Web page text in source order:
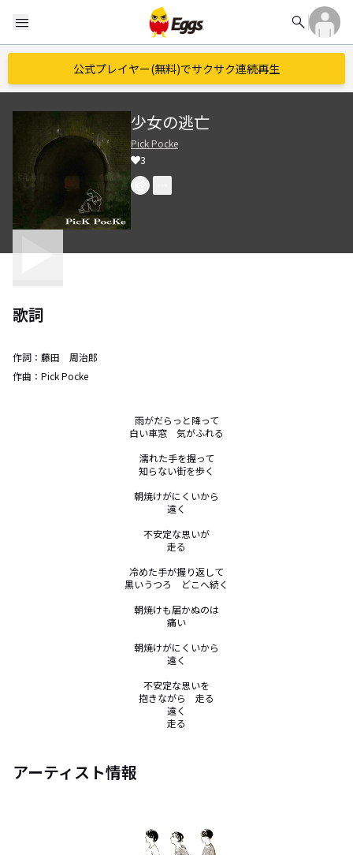
menu search
公式プレイヤー(無料)でサクサク連続再生
少女の逃亡
Pick Pocke
3
歌詞
作詞： 藤田 周治郎
作曲： Pick Pocke
雨がだらっと降って
白い車窓　気がふれる
濡れた手を握って
知らない街を歩く
朝焼けがにくいから
遠く
不安定な思いが
走る
冷めた手が握り返して
黒いうつろ　どこへ続く
朝焼けも届かぬのは
痛い
朝焼けがにくいから
遠く
不安定な思いを
抱きながら　走る
遠く
走る
アーティスト情報